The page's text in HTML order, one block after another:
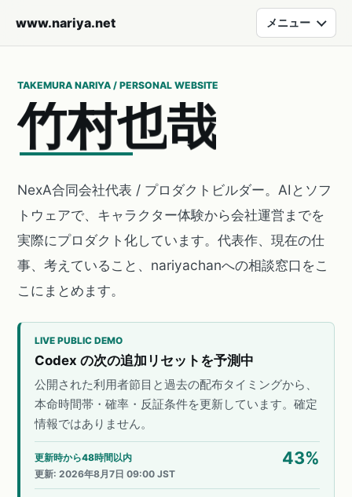
www.nariya.net メニュー
TAKEMURA NARIYA / PERSONAL WEBSITE
竹村也哉
NexA合同会社代表 / プロダクトビルダー。AIとソフ
トウェアで、キャラクター体験から会社運営までを
実際にプロダクト化しています。代表作、現在の仕
事、考えていること、nariyachanへの相談窓口をこ
こにまとめます。
LIVE PUBLIC DEMO
Codex の次の追加リセットを予測中
公開された利用者節目と過去の配布タイミングから、
本命時間帯・確率・反証条件を更新しています。確定
情報ではありません。
更新時から48時間以内 43%
更新:2026年8月7日 09:00 JST